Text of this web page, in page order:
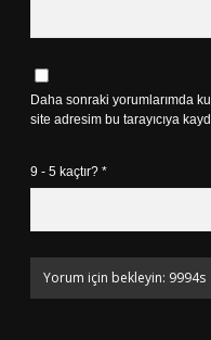
Daha sonraki yorumlarımda
site adresim bu tarayıcıya
9 - 5 kaçtır? *